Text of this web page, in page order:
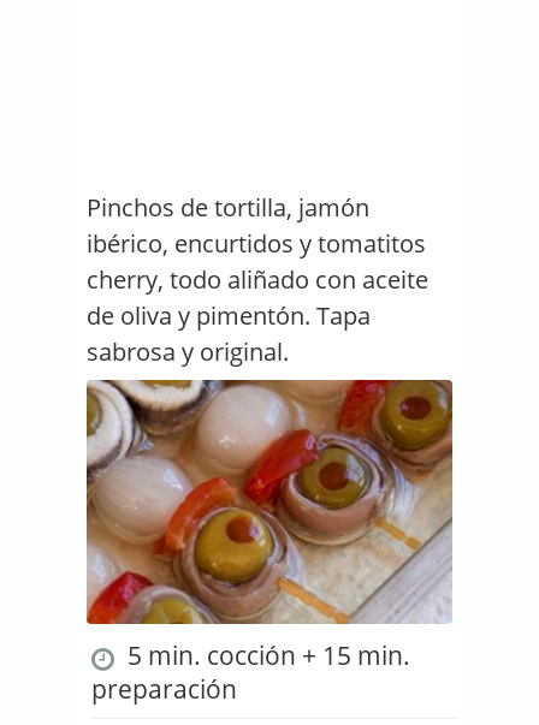
Pinchos de tortilla, jamón
ibérico, encurtidos y tomatitos
cherry, todo aliñado con aceite
de oliva y pimentón. Tapa
sabrosa y original.
5 min. cocción + 15 min.
preparación